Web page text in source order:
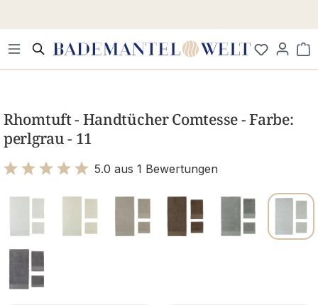
Rhomtuft - Handtücher Comtesse - Farbe:
perlgrau - 11
5.0 aus 1 Bewertungen